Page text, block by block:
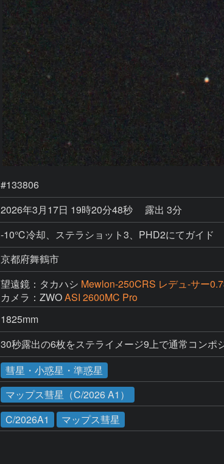
#133806
2026年3月17日 19時20分48秒
露出 3分
-10℃冷却、ステラショット3、PHD2にてガイド
京都府舞鶴市
望遠鏡：タカハシ Mewlon-250CRS レデュ-サー
カメラ：ZWOASI 2600MC Pro
1825mm
30秒露出の6枚をステライメージ9上で通常コン
彗星・小惑星・準惑星
マップス彗星（C/2026 A1）
C/2026A1 マップス彗星